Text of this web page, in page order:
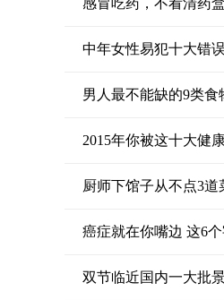
感冒吃药，不看清药
中年女性易犯十大错
男人最不能缺的9类食
2015年你被这十大健
厨师下馆子从不点3道
癌症就在你嘴边 这6
双节临近国内一大批